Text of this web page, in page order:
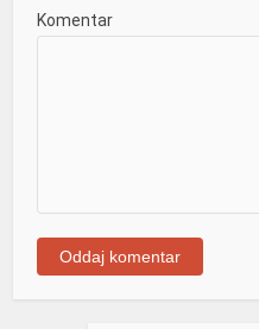
Komentar